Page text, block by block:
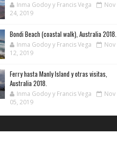
Inma Godoy y Francis Vega
Nov
24, 2019
Bondi Beach (coastal walk), Australia 2018.
Inma Godoy y Francis Vega
Nov
12, 2019
Ferry hasta Manly Island y otras visitas,
Australia 2018.
Inma Godoy y Francis Vega
Nov
05, 2019